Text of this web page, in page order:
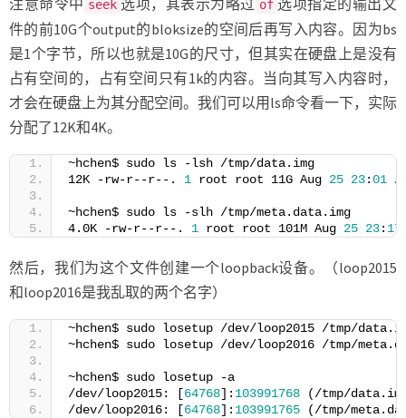
seek of
件的前10G个output的bloksize的空间后再写入内容。因为bs
是1个字节，所以也就是10G的尺寸，但其实在硬盘上是没有
占有空间的，占有空间只有1k的内容。当向其写入内容时，
才会在硬盘上为其分配空间。我们可以用ls命令看一下，实际
分配了12K和4K。
~hchen$ sudo ls -lsh /tmp/data.img
12K -rw-r--r--. 1 root root 11G Aug 25 23:01 /
~hchen$ sudo ls -slh /tmp/meta.data.img
4.0K -rw-r--r--. 1 root root 101M Aug 25 23: 17
然后，我们为这个文件创建一个loopback设备。（loop2015
和loop2016是我乱取的两个名字）
~hchen$ sudo losetup /dev/loop2015 /tmp/
~hchen$ sudo losetup /dev/loop2016 /tmp/
~hchen$ sudo losetup -a
/dev/loop2015: [64768]: 103991768 (/tmp/
/dev/loop2016: [64768]: 103991765 (/tmp/